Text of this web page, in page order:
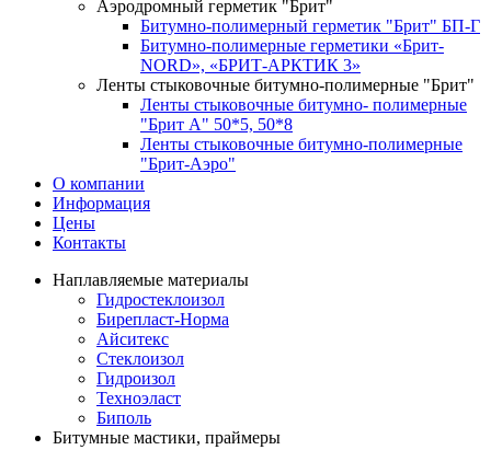
Аэродромный герметик "Брит"
Битумно-полимерный герметик "Брит" БП-Г
Битумно-полимерные герметики «Брит-
NORD», «БРИТ-АРКТИК 3»
Ленты стыковочные битумно-полимерные "Брит"
Ленты стыковочные битумно- полимерные
"Брит А" 50*5, 50*8
Ленты стыковочные битумно-полимерные
"Брит-Аэро"
О компании
Информация
Цены
Контакты
Наплавляемые материалы
Гидростеклоизол
Бирепласт-Норма
Айситекс
Стеклоизол
Гидроизол
Техноэласт
Биполь
Битумные мастики, праймеры